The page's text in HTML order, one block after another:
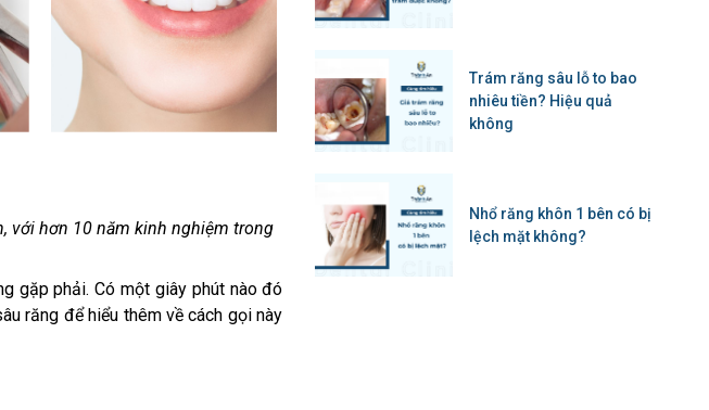
với hơn 10 năm kinh nghiệm trong
gặp phải. Có một giây phút nào đó
răng để hiểu thêm về cách gọi này
Trám răng sâu lỗ to bao
nhiêu tiền? Hiệu quả
không
Nhổ răng khôn 1 bên có bị
lệch mặt không?